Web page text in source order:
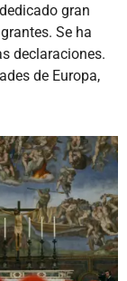
gran
Se ha
declaraciones.
de Europa,